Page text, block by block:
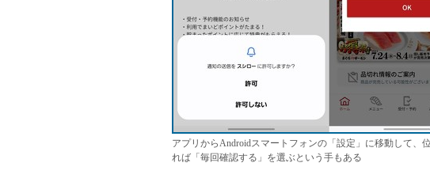
アプリからAndroidスマートフォンの「設定」に移動して、
れば「毎回確認する」を選ぶという手もある